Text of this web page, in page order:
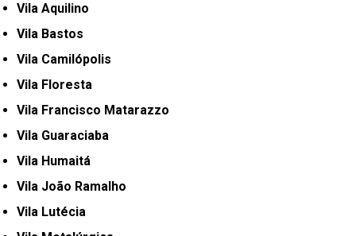
Vila Aquilino
Vila Bastos
Vila Camilópolis
Vila Floresta
Vila Francisco Matarazzo
Vila Guaraciaba
Vila Humaitá
Vila João Ramalho
Vila Lutécia